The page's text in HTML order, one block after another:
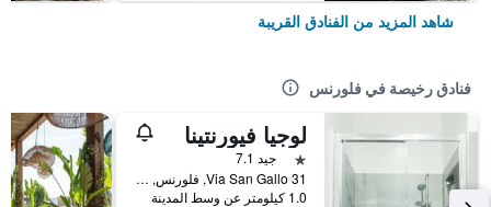
شاهد المزيد من الفنادق القريبة
فنادق رخيصة في فلورنس
لوجيا فيورنتينا
نجمة واحدة
جيد 7.1
Via San Gallo 31, فلورنس, توسكانا, إيطاليا
1.0 كيلومتر عن وسط المدينة